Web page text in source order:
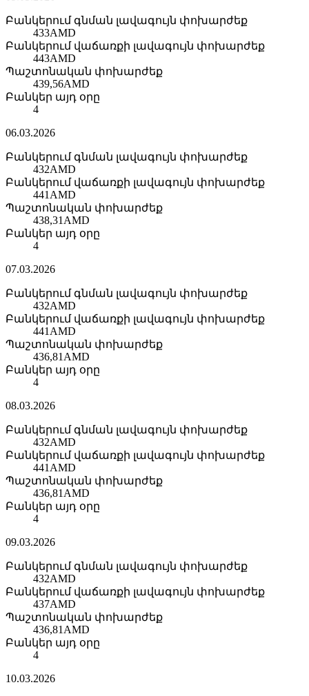
Բանկերում գնման լավագույն փոխարժեք
433AMD
Բանկերում վաճառքի լավագույն փոխարժեք
443AMD
Պաշտոնական փոխարժեք
439,56AMD
Բանկեր այդ օրը
4
06.03.2026
Բանկերում գնման լավագույն փոխարժեք
432AMD
Բանկերում վաճառքի լավագույն փոխարժեք
441 AMD
Պաշտոնական փոխարժեք
438,31 AMD
Բանկեր այդ օրը
4
07.03.2026
Բանկերում գնման լավագույն փոխարժեք
432AMD
Բանկերում վաճառքի լավագույն փոխարժեք
441 AMD
Պաշտոնական փոխարժեք
436,81 AMD
Բանկեր այդ օրը
4
08.03.2026
Բանկերում գնման լավագույն փոխարժեք
432AMD
Բանկերում վաճառքի լավագույն փոխարժեք
441 AMD
Պաշտոնական փոխարժեք
436,81 AMD
Բանկեր այդ օրը
4
09.03.2026
Բանկերում գնման լավագույն փոխարժեք
432AMD
Բանկերում վաճառքի լավագույն փոխարժեք
437AMD
Պաշտոնական փոխարժեք
436,81 AMD
Բանկեր այդ օրը
4
10.03.2026